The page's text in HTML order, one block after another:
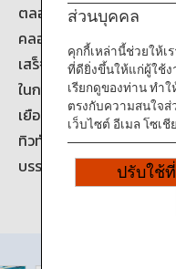
ตลอดแนวคลองโอตารุ
คลองแห่งนี้สร้างขึ้นสำหรับ
เสร็จในปี ค.ศ. 1923 ในปั
ในการท่องเที่ยวที่โด่งดัง พ
เยือน
ทิวทัศน์ที่เปลี่ยนไปในตอน
บรรยากาศที่น่าหลงใหล
ส่วนบุคคล
คุกกี้เหล่านี้ช่วยให้เ
ที่ดียิ่งขึ้นให้แก่ผู้ใช้ง
เรียกดูของท่าน ทำใ
ตรงกับความสนใจ
เว็บไซต์ อีเมล โซเ
ปรับใช้